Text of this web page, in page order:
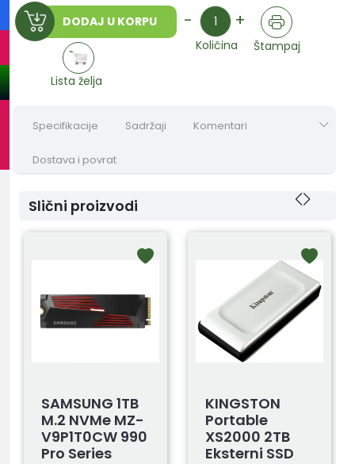
DODAJ U KORPU - Količina +
Količina Štampaj
Lista želja
Specifikacije Sadržaji Komentari
Dostava i povrat
Slični proizvodi
SAMSUNG 1TB
M.2 NVMe MZ-
V9P1T0CW 990
Pro Series
KINGSTON
Portable
XS2000 2TB
Eksterni SSD